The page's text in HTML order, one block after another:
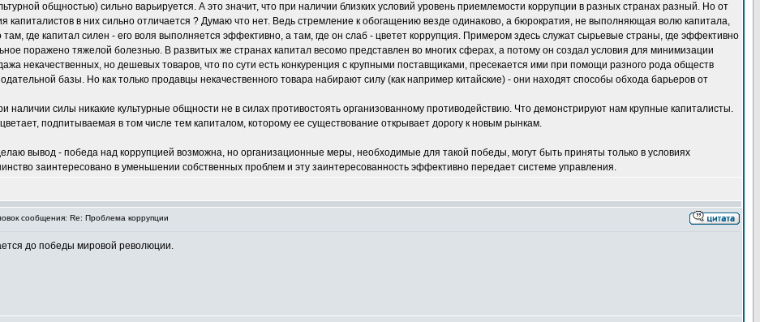
общностью) сильно варьируется. А это значит, что при наличии близких условий уровень приемлемости коррупции в разных странах разный. Но от
капиталистов в них сильно отличается ? Думаю что нет. Ведь стремление к обогащению везде одинаково, а бюрократия, не выполняющая волю капитала,
где капитал силен - его воля выполняется эффективно, а там, где он слаб - цветет коррупция. Примером здесь служат сырьевые страны, где эффективно
поражено тяжелой болезнью. В развитых же странах капитал весомо представлен во многих сферах, а потому он создал условия для минимизации
некачественных, но дешевых товаров, что по сути есть конкуренция с крупными поставщиками, пресекается ими при помощи разного рода обществ
базы. Но как только продавцы некачественного товара набирают силу (как например китайские) - они находят способы обхода барьеров от
наличии силы никакие культурные общности не в силах противостоять организованному противодействию. Что демонстрируют нам крупные капиталисты.
подпитываемая в том числе тем капиталом, которому ее существование открывает дорогу к новым рынкам.
вывод - победа над коррупцией возможна, но организационные меры, необходимые для такой победы, могут быть приняты только в условиях
заинтересовано в уменьшении собственных проблем и эту заинтересованность эффективно передает системе управления.
сообщения: Re: Проблема коррупции
до победы мировой революции.